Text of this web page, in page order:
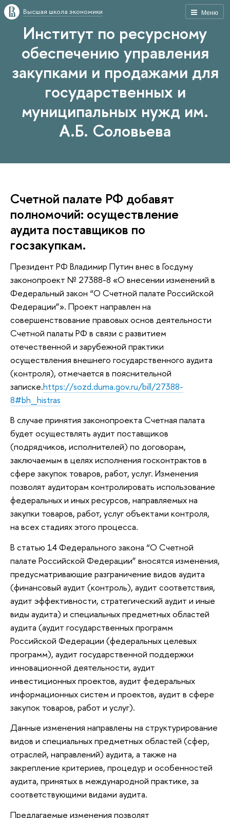
Меню
Высшая школа экономики
Институт по ресурсному
обеспечению управления
закупками и продажами для
государственных и
муниципальных нужд им.
А.Б. Соловьева
Счетной палате РФ добавят
полномочий: осуществление
аудита поставщиков по
госзакупкам.
Президент РФ Владимир Путин внес в Госдуму
законопроект № 27388-8 «О внесении изменений в
Федеральный закон “О Счетной палате Российской
Федерации”». Проект направлен на
совершенствование правовых основ деятельности
Счетной палаты РФ в связи с развитием
отечественной и зарубежной практики
осуществления внешнего государственного аудита
(контроля), отмечается в пояснительной
записке.https://sozd.duma.gov.ru/bill/27388-
8#bh_histras
В случае принятия законопроекта Счетная палата
будет осуществлять аудит поставщиков
(подрядчиков, исполнителей) по договорам,
заключаемым в целях исполнения госконтрактов в
сфере закупок товаров, работ, услуг. Изменения
позволят аудиторам контролировать использование
федеральных и иных ресурсов, направляемых на
закупки товаров, работ, услуг объектами контроля,
на всех стадиях этого процесса.
В статью 14 Федерального закона “О Счетной
палате Российской Федерации” вносятся изменения,
предусматривающие разграничение видов аудита
(финансовый аудит (контроль), аудит соответствия,
аудит эффективности, стратегический аудит и иные
виды аудита) и специальных предметных областей
аудита (аудит государственных программ
Российской Федерации (федеральных целевых
программ), аудит государственной поддержки
инновационной деятельности, аудит
инвестиционных проектов, аудит федеральных
информационных систем и проектов, аудит в сфере
закупок товаров, работ и услуг).
Данные изменения направлены на структурирование
видов и специальных предметных областей (сфер,
отраслей, направлений) аудита, а также на
закрепление критериев, процедур и особенностей
аудита, принятых в международной практике, за
соответствующими видами аудита.
Предлагаемые изменения позволят